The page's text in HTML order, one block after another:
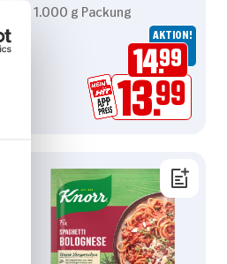
1.000 g Packung
AKTION!
14.99
13.99